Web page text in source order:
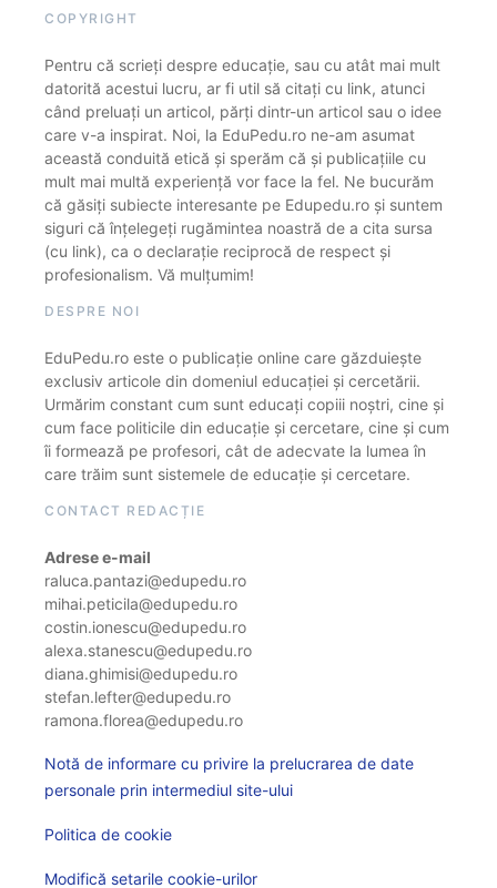
COPYRIGHT
Pentru că scrieți despre educație, sau cu atât mai mult
datorită acestui lucru, ar fi util să citați cu link, atunci
când preluați un articol, părți dintr-un articol sau o idee
care v-a inspirat. Noi, la EduPedu.ro ne-am asumat
această conduită etică și sperăm că și publicațiile cu
mult mai multă experiență vor face la fel. Ne bucurăm
că găsiți subiecte interesante pe Edupedu.ro și suntem
siguri că înțelegeți rugămintea noastră de a cita sursa
(cu link), ca o declarație reciprocă de respect și
profesionalism. Vă mulțumim!
DESPRE NOI
EduPedu.ro este o publicație online care găzduiește
exclusiv articole din domeniul educației și cercetării.
Urmărim constant cum sunt educați copiii noștri, cine și
cum face politicile din educație și cercetare, cine și cum
îi formează pe profesori, cât de adecvate la lumea în
care trăim sunt sistemele de educație și cercetare.
CONTACT REDACȚIE
Adrese e-mail
raluca.pantazi@edupedu.ro
mihai.peticila@edupedu.ro
costin.ionescu@edupedu.ro
alexa.stanescu@edupedu.ro
diana.ghimisi@edupedu.ro
stefan.lefter@edupedu.ro
ramona.florea@edupedu.ro
Notă de informare cu privire la prelucrarea de date
personale prin intermediul site-ului
Politica de cookie
Modifică setarile cookie-urilor